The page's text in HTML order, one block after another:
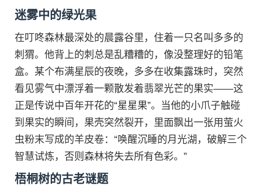
迷雾中的绿光果
在叮咚森林最深处的晨露谷里，住着一只名叫多多的
刺猬。他背上的刺总是乱糟糟的，像没整理好的铅笔
盒。某个布满星辰的夜晚，多多在收集露珠时，突然
看见雾气中漂浮着一颗散发着翡翠光芒的果实——这
正是传说中百年开花的“星星果”。当他的小爪子触碰
到果实的瞬间，果壳突然裂开，里面飘出一张用萤火
虫粉末写成的羊皮卷：“唤醒沉睡的月光湖，破解三个
智慧试炼，否则森林将失去所有色彩。”
梧桐树的古老谜题